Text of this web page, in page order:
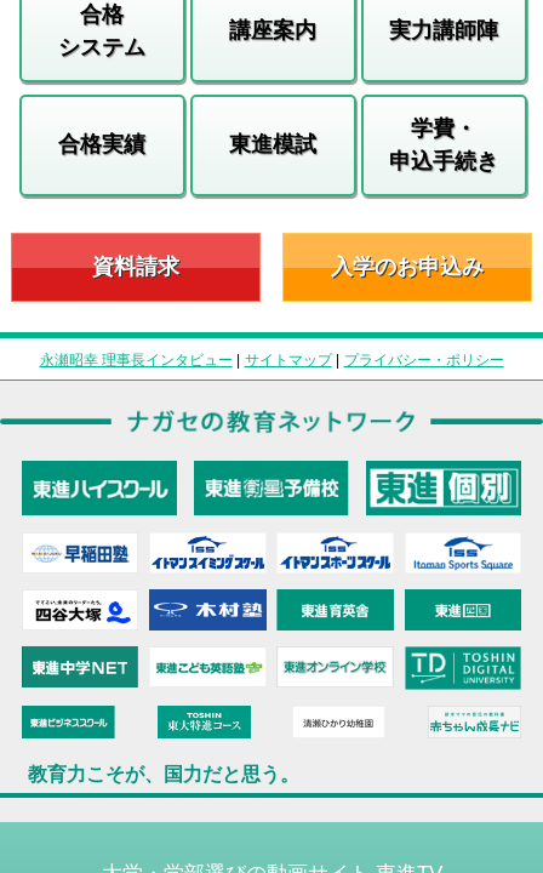
合格
システム
講座案内 実力講師陣
合格実績 東進模試
学費・
申込手続き
資料請求 入学のお申込み
永瀬昭幸 理事長インタビュー | サイトマップ| プライバシー・ポリシー
教育力こそが、国力だと思う。